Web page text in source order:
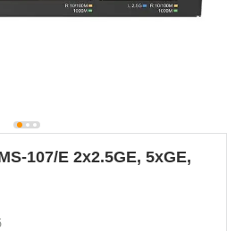
107/E 2x2.5GE, 5xGE,